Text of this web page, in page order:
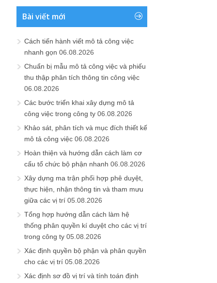
Bài viết mới
Cách tiến hành viết mô tả công việc
nhanh gọn 06.08.2026
Chuẩn bị mẫu mô tả công việc và phiếu
thu thập phân tích thông tin công việc
06.08.2026
Các bước triển khai xây dựng mô tả
công việc trong công ty 06.08.2026
Khảo sát, phân tích và mục đích thiết kế
mô tả công việc 06.08.2026
Hoàn thiện và hướng dẫn cách làm cơ
cấu tổ chức bộ phận nhanh 06.08.2026
Xây dựng ma trận phối hợp phê duyệt,
thực hiện, nhận thông tin và tham mưu
giữa các vị trí 05.08.2026
Tổng hợp hướng dẫn cách làm hệ
thống phân quyền kí duyệt cho các vị trí
trong công ty 05.08.2026
Xác định quyền bộ phận và phân quyền
cho các vị trí 05.08.2026
Xác định sơ đồ vị trí và tính toán định